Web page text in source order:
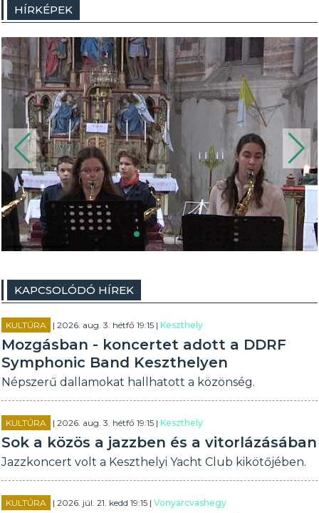
HÍRKÉPEK
KAPCSOLÓDÓ HÍREK
KULTÚRA | 2026. aug. 3. hétfő 19:15 |Keszthely
Mozgásban - koncertet adott a DDRF
Symphonic Band Keszthelyen
Népszerű dallamokat hallhatott a közönség.
KULTÚRA | 2026. aug. 3. hétfő 19:15 |Keszthely
Sok a közös a jazzben és a vitorlázásában
Jazzkoncert volt a Keszthelyi Yacht Club kikötőjében.
KULTÚRA | 2026. júl. 21. kedd 19:15 |Vonyarcvashegy